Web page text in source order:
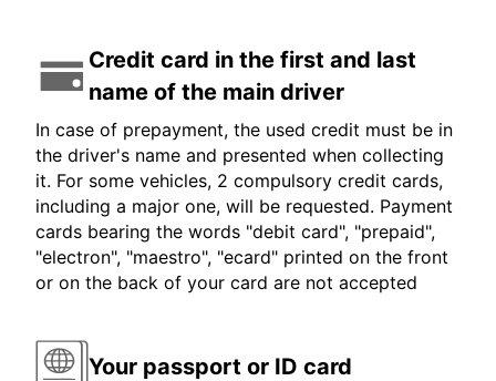
Credit card in the first and last
name of the main driver
In case of prepayment, the used credit must be in
the driver's name and presented when collecting
it. For some vehicles, 2 compulsory credit cards,
including a major one, will be requested. Payment
cards bearing the words "debit card", "prepaid",
"electron", "maestro", "ecard" printed on the front
or on the back of your card are not accepted
Your passport or ID card